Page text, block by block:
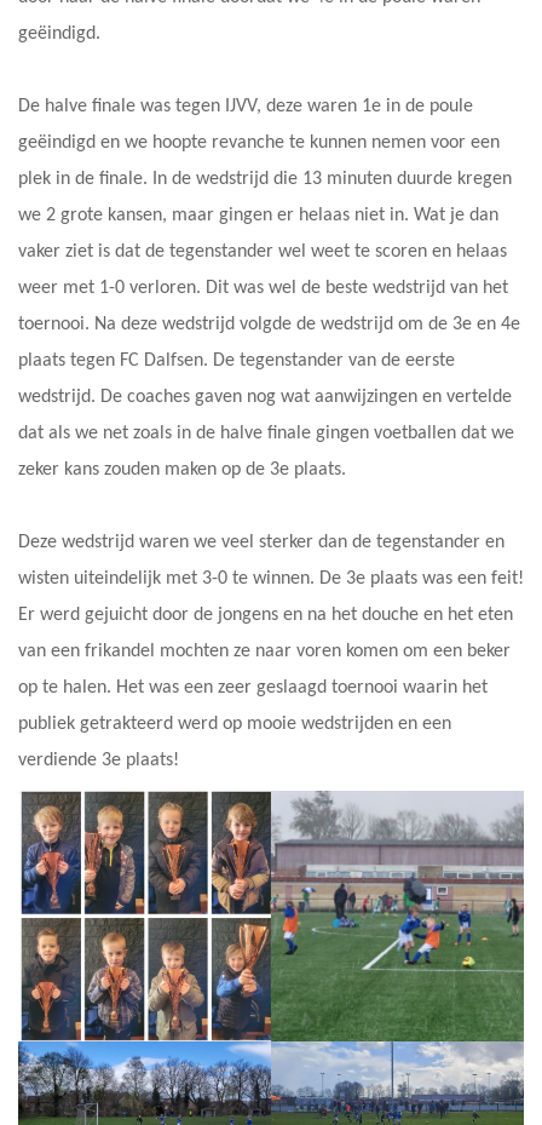
geëindigd.
De halve finale was tegen IJVV, deze waren 1e in de poule
geëindigd en we hoopte revanche te kunnen nemen voor een
plek in de finale. In de wedstrijd die 13 minuten duurde kregen
we 2 grote kansen, maar gingen er helaas niet in. Wat je dan
vaker ziet is dat de tegenstander wel weet te scoren en helaas
weer met 1-0 verloren. Dit was wel de beste wedstrijd van het
toernooi. Na deze wedstrijd volgde de wedstrijd om de 3e en 4e
plaats tegen FC Dalfsen. De tegenstander van de eerste
wedstrijd. De coaches gaven nog wat aanwijzingen en vertelde
dat als we net zoals in de halve finale gingen voetballen dat we
zeker kans zouden maken op de 3e plaats.
Deze wedstrijd waren we veel sterker dan de tegenstander en
wisten uiteindelijk met 3-0 te winnen. De 3e plaats was een feit!
Er werd gejuicht door de jongens en na het douche en het eten
van een frikandel mochten ze naar voren komen om een beker
op te halen. Het was een zeer geslaagd toernooi waarin het
publiek getrakteerd werd op mooie wedstrijden en een
verdiende 3e plaats!